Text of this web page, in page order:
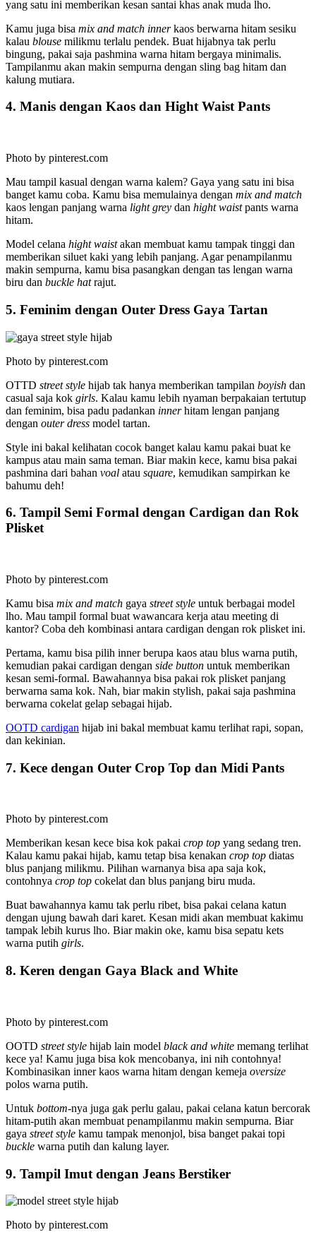
yang satu ini memberikan kesan santai khas anak muda lho.
Kamu juga bisa mix and match innerkaos berwarna hitam sesiku
kalau blouse milikmu terlalu pendek. Buat hijabnya tak perlu
bingung, pakai saja pashmina warna hitam bergaya minimalis.
Tampilanmu akan makin sempurna dengan sling bag hitam dan
kalung mutiara.
4. Manis dengan Kaos dan Hight Waist Pants
Photo by pinterest.com
Mau tampil kasual dengan warna kalem? Gaya yang satu ini bisa
banget kamu coba. Kamu bisa memulainya dengan mix and match
kaos lengan panjang warna light grey dan hight waistpants warna
hitam.
Model celana hight waistakan membuat kamu tampak tinggi dan
memberikan siluet kaki yang lebih panjang. Agar penampilanmu
makin sempurna, kamu bisa pasangkan dengan tas lengan warna
biru dan buckle hatrajut.
5. Feminim dengan Outer Dress Gaya Tartan
Photo by pinterest.com
OTTD street style hijab tak hanya memberikan tampilan boyish dan
casual saja kok girls. Kalau kamu lebih nyaman berpakaian tertutup
dan feminim, bisa padu padankan innerhitam lengan panjang
dengan outer dress model tartan.
Style ini bakal kelihatan cocok banget kalau kamu pakai buat ke
kampus atau main sama teman. Biar makin kece, kamu bisa pakai
pashmina dari bahan voal atau square, kemudikan sampirkan ke
bahumu deh!
6. Tampil Semi Formal dengan Cardigan dan Rok
Plisket
Photo by pinterest.com
Kamu bisa mix and match gaya street style untuk berbagai model
lho. Mau tampil formal buat wawancara kerja atau meeting di
kantor? Coba deh kombinasi antara cardigan dengan rok plisket ini.
Pertama, kamu bisa pilih inner berupa kaos atau blus warna putih,
kemudian pakai cardigan dengan side button untuk memberikan
kesan semi-formal. Bawahannya bisa pakai rok plisket panjang
berwarna sama kok. Nah, biar makin stylish, pakai saja pashmina
berwarna cokelat gelap sebagai hijab.
OOTD cardigan hijab ini bakal membuat kamu terlihat rapi, sopan,
dan kekinian.
7. Kece dengan Outer Crop Top dan Midi Pants
Photo by pinterest.com
Memberikan kesan kece bisa kok pakai crop top yang sedang tren.
Kalau kamu pakai hijab, kamu tetap bisa kenakan crop top diatas
blus panjang milikmu. Pilihan warnanya bisa apa saja kok,
contohnya crop top cokelat dan blus panjang biru muda.
Buat bawahannya kamu tak perlu ribet, bisa pakai celana katun
dengan ujung bawah dari karet. Kesan midi akan membuat kakimu
tampak lebih kurus lho. Biar makin oke, kamu bisa sepatu kets
warna putih girls.
8. Keren dengan Gaya Black and White
Photo by pinterest.com
OOTD street style hijab lain model black and white memang terlihat
kece ya! Kamu juga bisa kok mencobanya, ini nih contohnya!
Kombinasikan inner kaos warna hitam dengan kemeja oversize
polos warna putih.
Untuk bottom-nya juga gak perlu galau, pakai celana katun bercorak
hitam-putih akan membuat penampilanmu makin sempurna. Biar
gaya street style kamu tampak menonjol, bisa banget pakai topi
buckle warna putih dan kalung layer.
9. Tampil Imut dengan Jeans Berstiker
Photo by pinterest.com